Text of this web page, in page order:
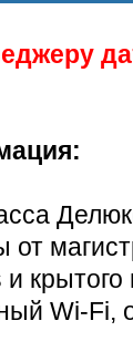
от
Wi-